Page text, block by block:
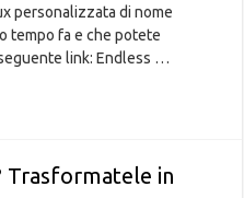
personalizzata di nome
tempo fa e che potete
link: Endless …
Trasformatele in